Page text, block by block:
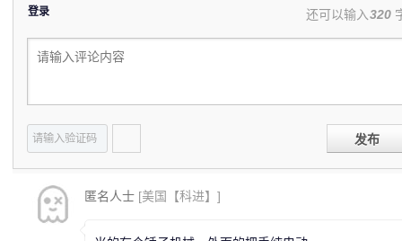
登录 还可以输入320
发布
匿名人士 [美国【科进】]